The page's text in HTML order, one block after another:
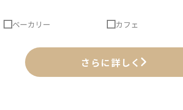
ベーカリー カフェ
さらに詳しく